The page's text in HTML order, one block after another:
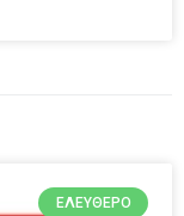
ΕΛΕΎΘΕΡΟ